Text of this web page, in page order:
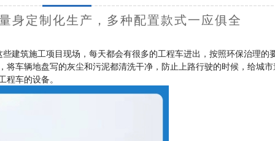
身定制化生产，多种配置款式一应俱全
建筑施工项目现场，每天都会有很多的工程车进出，按照环保治理的
车辆地盘写的灰尘和污泥都清洗干净，防止上路行驶的时候，给城
程车的设备。